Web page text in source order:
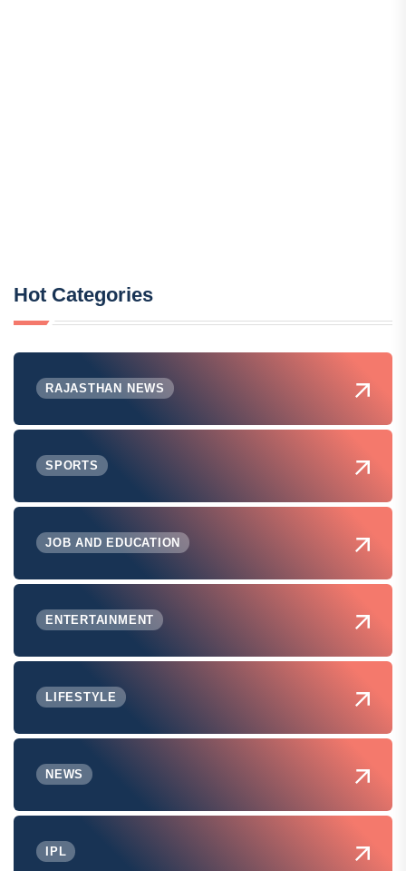
Hot Categories
RAJASTHAN NEWS
SPORTS
JOB AND EDUCATION
ENTERTAINMENT
LIFESTYLE
NEWS
IPL